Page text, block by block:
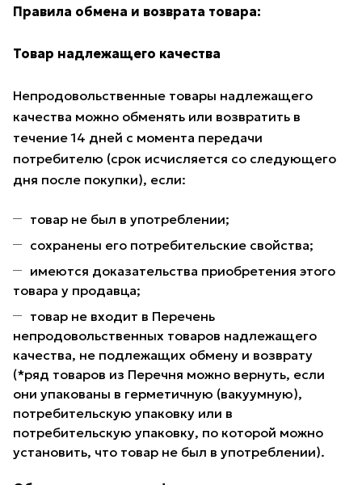
Правила обмена и возврата товара:
Товар надлежащего качества
Непродовольственные товары надлежащего
качества можно обменять или возвратить в
течение 14 дней с момента передачи
потребителю (срок исчисляется со следующего
дня после покупки), если:
товар не был в употреблении;
сохранены его потребительские свойства;
имеются доказательства приобретения этого
товара у продавца;
товар не входит в Перечень
непродовольственных товаров надлежащего
качества, не подлежащих обмену и возврату
(*ряд товаров из Перечня можно вернуть, если
они упакованы в герметичную (вакуумную),
потребительскую упаковку или в
потребительскую упаковку, по которой можно
установить, что товар не был в употреблении).